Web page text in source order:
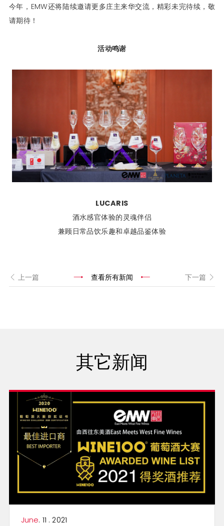
今年，EMW还将陆续邀请更多庄主来华交流，精彩未完待续，敬
请期待！
活动鸣谢
LUCARIS
酒水感官体验的灵魂伴侣
兼顾日常品饮乐趣和卓越品鉴体验
上一篇 查看所有新闻 下一篇
其它新闻
June. 11 . 2021